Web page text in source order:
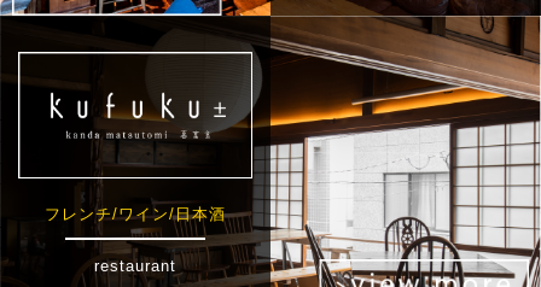
フレンチ/ワイン/日本酒
restaurant